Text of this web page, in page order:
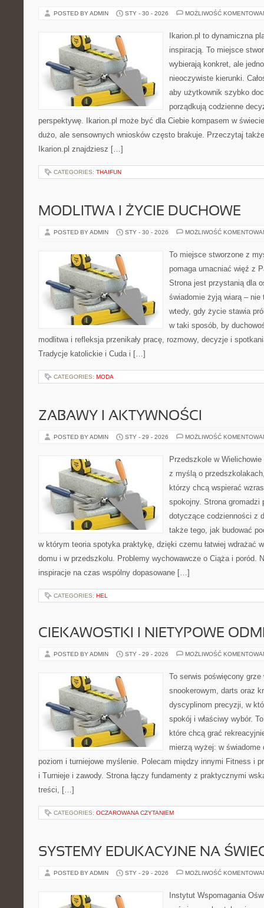
POSTED BY ADMIN STY - 30 - 2026 MOŻLIWOŚĆ
Ikarion.pl to dynamiczna
inspiracją. To miejsce
wybierają konkret, ale
nieoczywiste kierunki.
aby użytkownik szybko
porządkują codzienne
perspektywę. Ikarion.pl może być dla Ciebie kompasem w
dużo, ale sensownych wniosków często brakuje. Przeczytaj
Ikarion.pl znajdziesz […]
CATEGORIES: THAIFUN
MODLITWA I ŻYCIE DUCHOWE
POSTED BY ADMIN STY - 30 - 2026 MOŻLIWOŚĆ
To miejsce stworzone z
pomaga umacniać więź z
Strona jest przystanią dla
świadomie żyją wiarą –
wtedy, gdy życie stawia
w taki sposób, by
modlitwa i refleksja przenikały pracę, rozmowy, decyzje i
Tradycje katolickie i Cuda i […]
CATEGORIES: MODA
ZABAWY I AKTYWNOŚCI
POSTED BY ADMIN STY - 29 - 2026 MOŻLIWOŚĆ
Przedszkole w
z myślą o
którzy chcą wspierać
spokojny. Strona gromadzi
dotyczące codzienności z
także tego, jak budować
w którym teoria spotyka praktykę, dzięki czemu łatwiej wdrażać
domu i w przedszkolu. Problemy wychowawcze o Ciąża i poród.
inspiracje na czas wspólny dopasowane […]
CATEGORIES: HEL
CIEKAWOSTKI I NIETYPOWE
POSTED BY ADMIN STY - 29 - 2026 MOŻLIWOŚĆ
To serwis poświęcony
snookerowym, darts oraz
dyscyplinom precyzji, w
spokój i właściwy wybór.
które chcą grać
mierzą wyżej: w
poziom i turniejowe myślenie. Polecam między innymi Fitness i
i Turnieje i zawody. Strona łączy fundamenty z praktycznymi
treści, […]
CATEGORIES: OCZAROWANA CZYTANIEM
SYSTEMY EDUKACYJNE NA
POSTED BY ADMIN STY - 29 - 2026 MOŻLIWOŚĆ
Instytut Wspomagania